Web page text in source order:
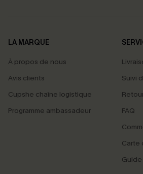
LA MARQUE
À propos de nous
Avis clients
Cupshe chaîne logistique
Programme ambassadeur
Suivi
FAQ
Carte